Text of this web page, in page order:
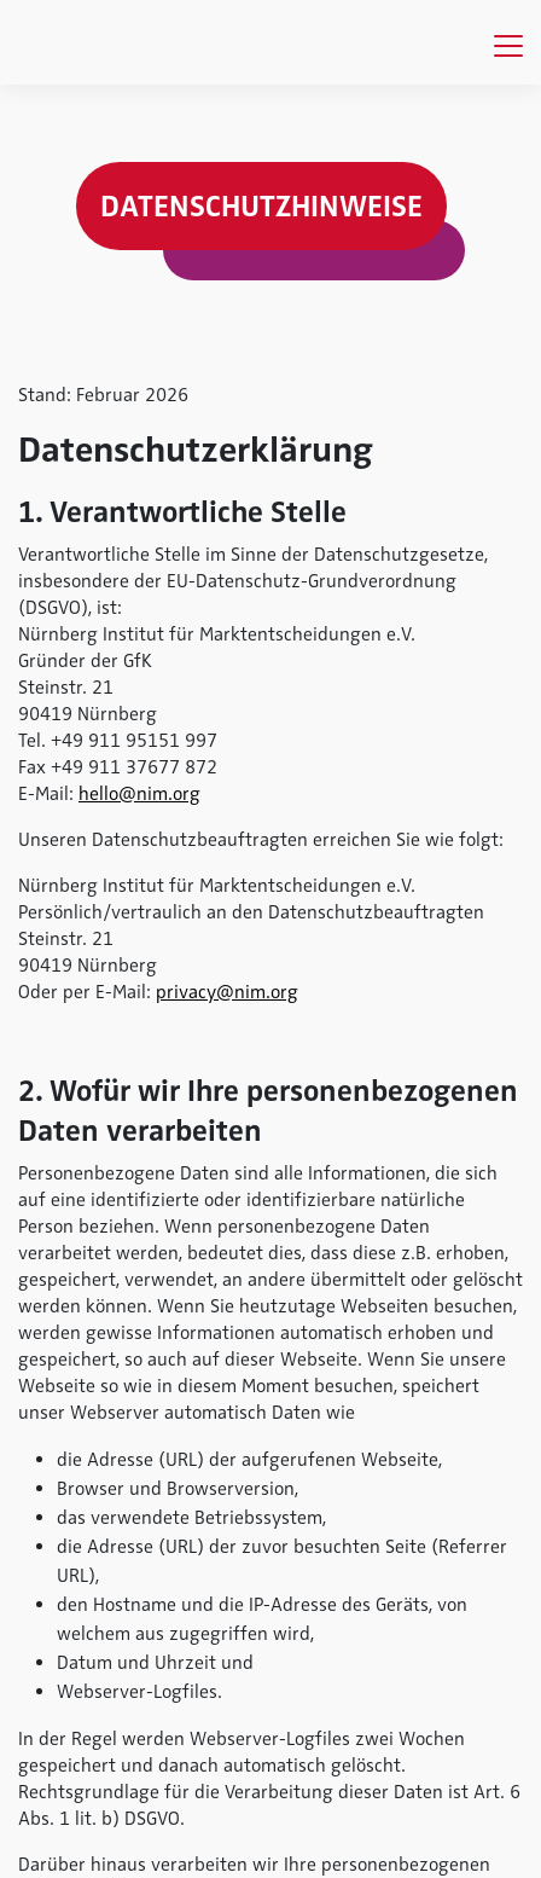
DATENSCHUTZHINWEISE
Stand: Februar 2026
Datenschutzerklärung
1. Verantwortliche Stelle
Verantwortliche Stelle im Sinne der Datenschutzgesetze,
insbesondere der EU-Datenschutz-Grundverordnung
(DSGVO), ist:
Nürnberg Institut für Marktentscheidungen e.V.
Gründer der GfK
Steinstr. 21
90419 Nürnberg
Tel. +49 911 95151 997
Fax +49 911 37677 872
E-Mail: hello@nim.org
Unseren Datenschutzbeauftragten erreichen Sie wie folgt:
Nürnberg Institut für Marktentscheidungen e.V.
Persönlich/vertraulich an den Datenschutzbeauftragten
Steinstr. 21
90419 Nürnberg
Oder per E-Mail: privacy@nim.org
2. Wofür wir Ihre personenbezogenen
Daten verarbeiten
Personenbezogene Daten sind alle Informationen, die sich
auf eine identifizierte oder identifizierbare natürliche
Person beziehen. Wenn personenbezogene Daten
verarbeitet werden, bedeutet dies, dass diese z.B. erhoben,
gespeichert, verwendet, an andere übermittelt oder gelöscht
werden können. Wenn Sie heutzutage Webseiten besuchen,
werden gewisse Informationen automatisch erhoben und
gespeichert, so auch auf dieser Webseite. Wenn Sie unsere
Webseite so wie in diesem Moment besuchen, speichert
unser Webserver automatisch Daten wie
die Adresse (URL) der aufgerufenen Webseite,
Browser und Browserversion,
das verwendete Betriebssystem,
die Adresse (URL) der zuvor besuchten Seite (Referrer
URL),
den Hostname und die IP-Adresse des Geräts, von
welchem aus zugegriffen wird,
Datum und Uhrzeit und
Webserver-Logfiles.
In der Regel werden Webserver-Logfiles zwei Wochen
gespeichert und danach automatisch gelöscht.
Rechtsgrundlage für die Verarbeitung dieser Daten ist Art. 6
Abs. 1 lit. b) DSGVO.
Darüber hinaus verarbeiten wir Ihre personenbezogenen